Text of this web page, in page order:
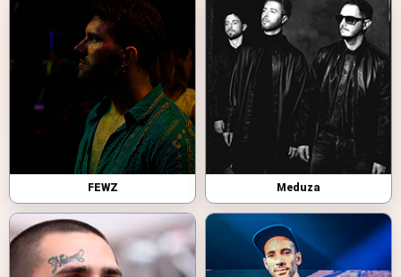
FEWZ Meduza